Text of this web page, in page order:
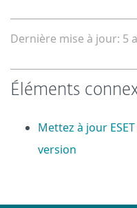
Dernière mise à jour: 5
Éléments
Mettez à jour
version